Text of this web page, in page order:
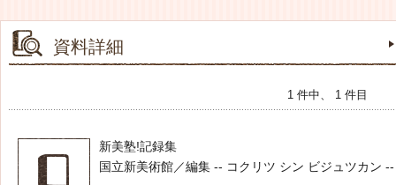
資料詳細
1 件中、 1 件目
新美塾!記録集
国立新美術館／編集 -- コクリツ シン ビジュツカン